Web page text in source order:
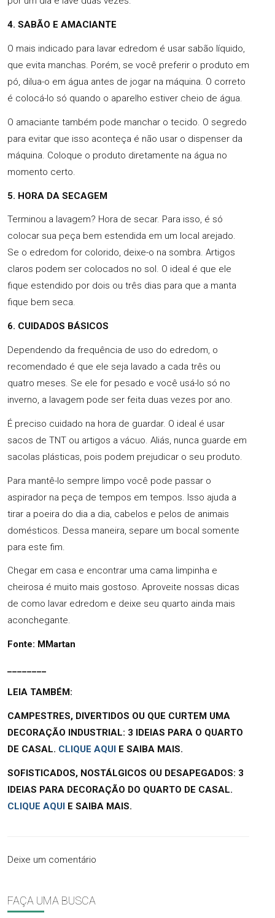
4. SABÃO E AMACIANTE
O mais indicado para lavar edredom é usar sabão líquido,
que evita manchas. Porém, se você preferir o produto em
pó, dilua-o em água antes de jogar na máquina. O correto
é colocá-lo só quando o aparelho estiver cheio de água.
O amaciante também pode manchar o tecido. O segredo
para evitar que isso aconteça é não usar o dispenser da
máquina. Coloque o produto diretamente na água no
momento certo.
5. HORA DA SECAGEM
Terminou a lavagem? Hora de secar. Para isso, é só
colocar sua peça bem estendida em um local arejado.
Se o edredom for colorido, deixe-o na sombra. Artigos
claros podem ser colocados no sol. O ideal é que ele
fique estendido por dois ou três dias para que a manta
fique bem seca.
6. CUIDADOS BÁSICOS
Dependendo da frequência de uso do edredom, o
recomendado é que ele seja lavado a cada três ou
quatro meses. Se ele for pesado e você usá-lo só no
inverno, a lavagem pode ser feita duas vezes por ano.
É preciso cuidado na hora de guardar. O ideal é usar
sacos de TNT ou artigos a vácuo. Aliás, nunca guarde em
sacolas plásticas, pois podem prejudicar o seu produto.
Para mantê-lo sempre limpo você pode passar o
aspirador na peça de tempos em tempos. Isso ajuda a
tirar a poeira do dia a dia, cabelos e pelos de animais
domésticos. Dessa maneira, separe um bocal somente
para este fim.
Chegar em casa e encontrar uma cama limpinha e
cheirosa é muito mais gostoso. Aproveite nossas dicas
de como lavar edredom e deixe seu quarto ainda mais
aconchegante.
Fonte: MMartan
LEIA TAMBÉM:
CAMPESTRES, DIVERTIDOS OU QUE CURTEM UMA
DECORAÇÃO INDUSTRIAL: 3 IDEIAS PARA O QUARTO
DE CASAL. CLIQUE AQUI E SAIBA MAIS.
SOFISTICADOS, NOSTÁLGICOS OU DESAPEGADOS: 3
IDEIAS PARA DECORAÇÃO DO QUARTO DE CASAL.
CLIQUE AQUI E SAIBA MAIS.
Deixe um comentário
FAÇA UMA BUSCA